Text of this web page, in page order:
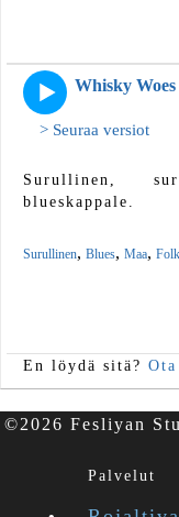
Whisky Woes
> Seuraa versiot
Surullinen,
blueskappale.
Surullinen, Blues, Maa, Folk
En löydä sitä?
©2026 Fesliyan
Palvelut